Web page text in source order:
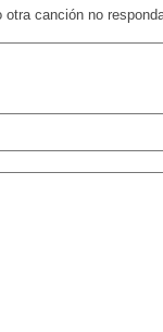
canción no